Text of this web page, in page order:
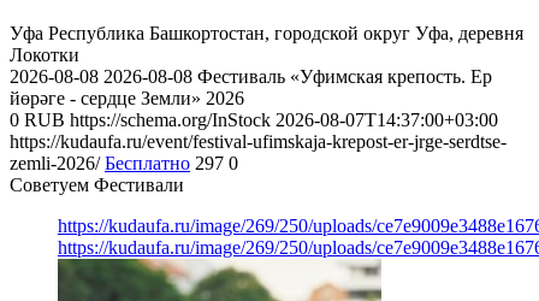
Уфа Республика Башкортостан, городской округ Уфа, деревня
Локотки
2026-08-08 2026-08-08 Фестиваль «Уфимская крепость. Ер
йөрәге - сердце Земли» 2026
0 RUB https://schema.org/InStock 2026-08-07T14:37:00+03:00
https://kudaufa.ru/event/festival-ufimskaja-krepost-er-jrge-serdtse-
zemli-2026/ Бесплатно 297 0
Советуем Фестивали
https://kudaufa.ru/image/269/250/uploads/
https://kudaufa.ru/image/269/250/uploads/